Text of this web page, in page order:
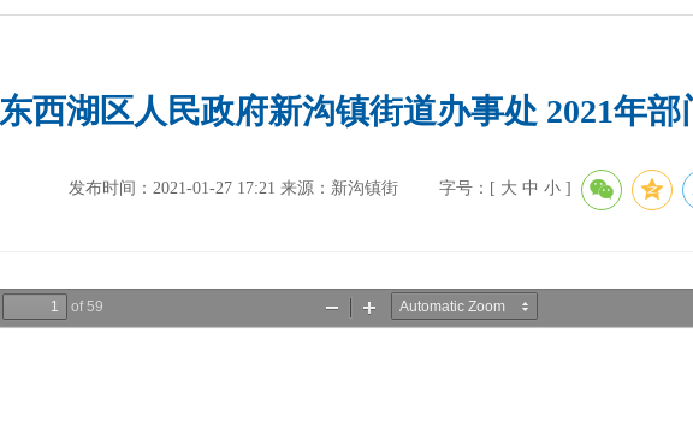
东西湖区人民政府新沟镇街道办事处 2021年
发布时间：2021-01-27 17:21 来源：新沟镇街 字号：[ 大 中 小 ]